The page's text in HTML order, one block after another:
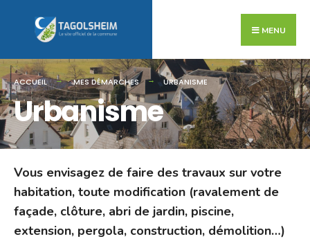
MENU
ACCUEIL MES DÉMARCHES URBANISME
Urbanisme
Vous envisagez de faire des travaux sur votre
habitation, toute modification (ravalement de
façade, clôture, abri de jardin, piscine,
extension, pergola, construction, démolition…)
for: